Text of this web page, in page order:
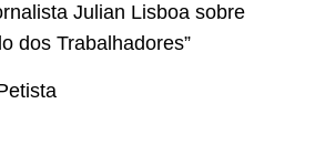
Julian Lisboa sobre
dos Trabalhadores”